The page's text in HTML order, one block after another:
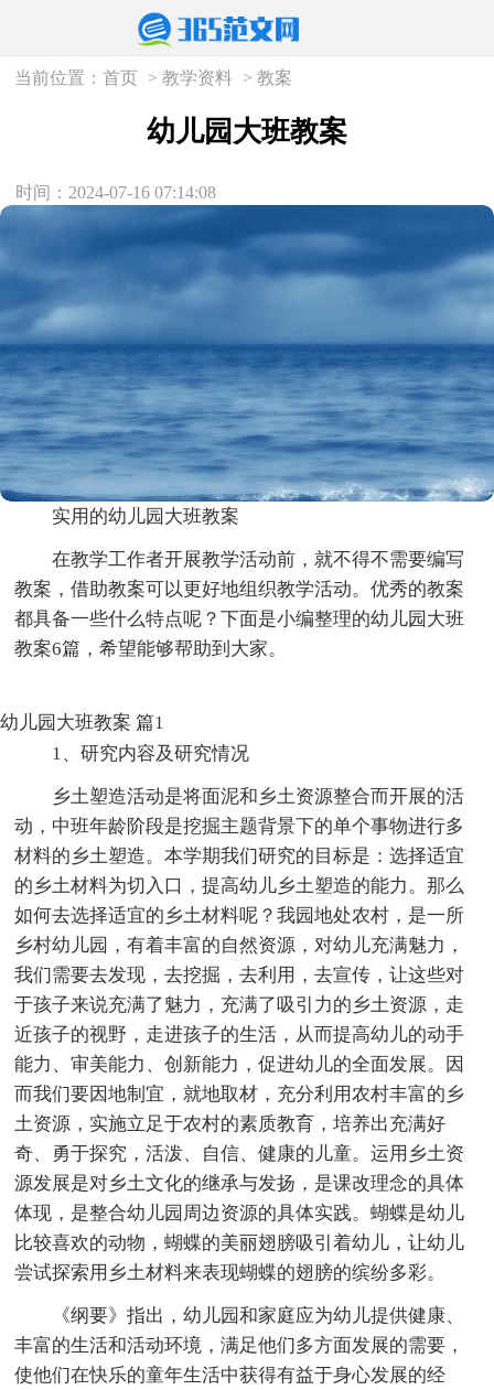
当前位置：首页 >教学资料 >教案
幼儿园大班教案
时间：2024-07-16 07:14:08
实用的幼儿园大班教案
在教学工作者开展教学活动前，就不得不需要编写
教案，借助教案可以更好地组织教学活动。优秀的教案
都具备一些什么特点呢？下面是小编整理的幼儿园大班
教案6篇，希望能够帮助到大家。
幼儿园大班教案 篇1
1、研究内容及研究情况
乡土塑造活动是将面泥和乡土资源整合而开展的活
动，中班年龄阶段是挖掘主题背景下的单个事物进行多
材料的乡土塑造。本学期我们研究的目标是：选择适宜
的乡土材料为切入口，提高幼儿乡土塑造的能力。那么
如何去选择适宜的乡土材料呢？我园地处农村，是一所
乡村幼儿园，有着丰富的自然资源，对幼儿充满魅力，
我们需要去发现，去挖掘，去利用，去宣传，让这些对
于孩子来说充满了魅力，充满了吸引力的乡土资源，走
近孩子的视野，走进孩子的生活，从而提高幼儿的动手
能力、审美能力、创新能力，促进幼儿的全面发展。因
而我们要因地制宜，就地取材，充分利用农村丰富的乡
土资源，实施立足于农村的素质教育，培养出充满好
奇、勇于探究，活泼、自信、健康的儿童。运用乡土资
源发展是对乡土文化的继承与发扬，是课改理念的具体
体现，是整合幼儿园周边资源的具体实践。蝴蝶是幼儿
比较喜欢的动物，蝴蝶的美丽翅膀吸引着幼儿，让幼儿
尝试探索用乡土材料来表现蝴蝶的翅膀的缤纷多彩。
《纲要》指出，幼儿园和家庭应为幼儿提供健康、
丰富的生活和活动环境，满足他们多方面发展的需要，
使他们在快乐的童年生活中获得有益于身心发展的经